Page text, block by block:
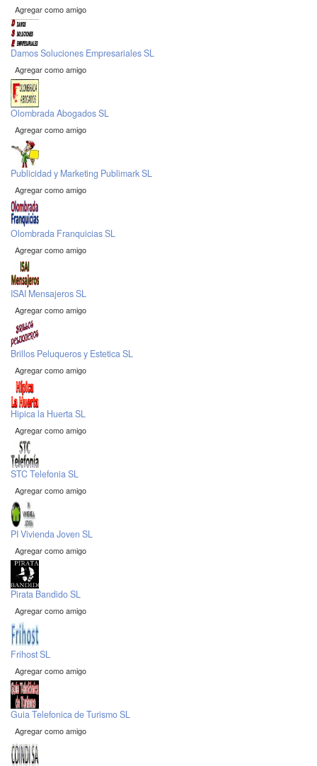
Agregar como amigo
Damos Soluciones Empresariales SL
Agregar como amigo
Olombrada Abogados SL
Agregar como amigo
Publicidad y Marketing Publimark SL
Agregar como amigo
Olombrada Franquicias SL
Agregar como amigo
ISAI Mensajeros SL
Agregar como amigo
Brillos Peluqueros y Estetica SL
Agregar como amigo
Hipica la Huerta SL
Agregar como amigo
STC Telefonia SL
Agregar como amigo
PI Vivienda Joven SL
Agregar como amigo
Pirata Bandido SL
Agregar como amigo
Frihost SL
Agregar como amigo
Guia Telefonica de Turismo SL
Agregar como amigo